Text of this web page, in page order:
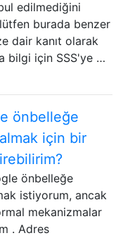
edilmediğini
burada benzer
dair kanıt olarak
bilgi için SSS'ye …
önbelleğe
için bir
önbelleğe
istiyorum, ancak
mekanizmalar
. Adres